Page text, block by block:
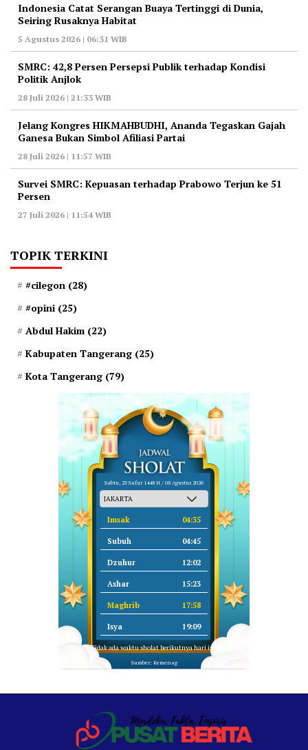
Indonesia Catat Serangan Buaya Tertinggi di Dunia,
Seiring Rusaknya Habitat
5 Agustus 2026 | 06:31 WIB
‎SMRC: 42,8 Persen Persepsi Publik terhadap Kondisi
Politik Anjlok
28 Juli 2026 | 21:33 WIB
‎Jelang Kongres HIKMAHBUDHI, Ananda Tegaskan Gajah
Ganesa Bukan Simbol Afiliasi Partai
28 Juli 2026 | 11:57 WIB
‎Survei SMRC: Kepuasan terhadap Prabowo Terjun ke 51
Persen
27 Juli 2026 | 11:54 WIB
TOPIK TERKINI
#cilegon (28)
#opini (25)
Abdul Hakim (22)
Kabupaten Tangerang (25)
Kota Tangerang (79)
Sabtu, 23 Safar 1448 H / 08 Agustus 2026
Imsak 04:35
Subuh 04:45
Dzuhur 12:02
Ashar 15:23
Maghrib 17:58
Isya 19:09
Tidak ada waktu sholat berikutnya hari ini.
Sumber: Kemenag